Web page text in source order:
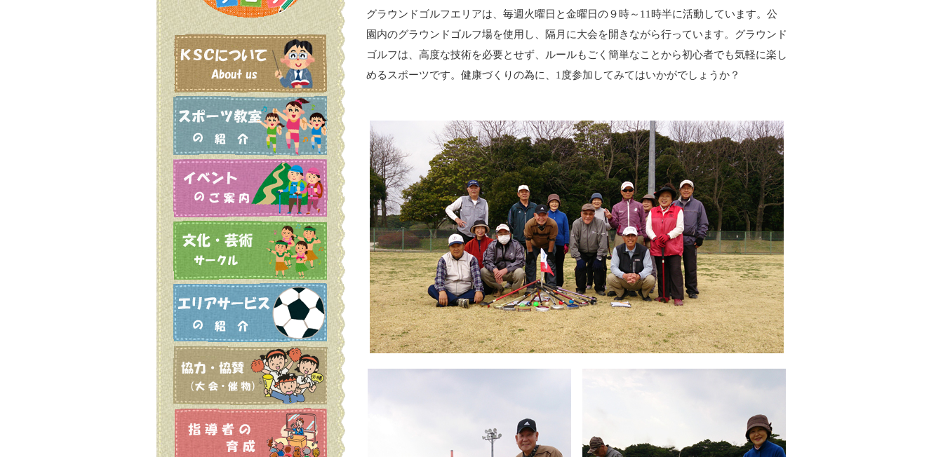
グラウンドゴルフエリアは、毎週火曜日と金曜日の９時～11時半に活動しています。公
園内のグラウンドゴルフ場を使用し、隔月に大会を開きながら行っています。グラウンド
ゴルフは、高度な技術を必要とせず、ルールもごく簡単なことから初心者でも気軽に楽し
めるスポーツです。健康づくりの為に、1度参加してみてはいかがでしょうか？